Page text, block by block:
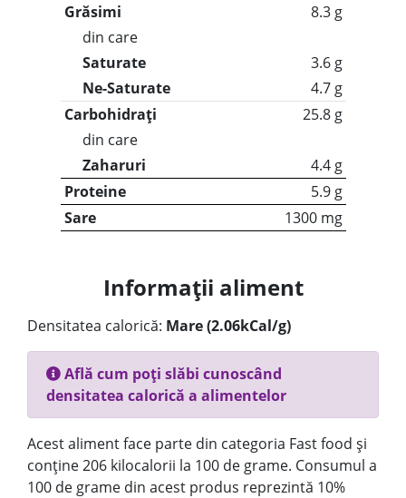
Grăsimi
8.3 g
din care
Saturate
3.6 g
Ne-Saturate
4.7 g
Carbohidrați
25.8 g
din care
Zaharuri
4.4 g
Proteine
5.9 g
Sare
1300 mg
Informații aliment
Densitatea calorică: Mare (2.06kCal/g)
Află cum poți slăbi cunoscând
densitatea calorică a alimentelor
Acest aliment face parte din categoria Fast food și
conține 206 kilocalorii la 100 de grame. Consumul a
100 de grame din acest produs reprezintă 10%